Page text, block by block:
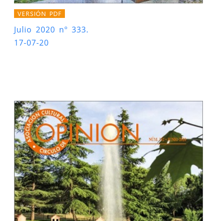
VERSIÓN PDF
Julio 2020 nº 333.
17-07-20